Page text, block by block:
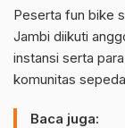
Peserta fun bike
Jambi diikuti
instansi serta
komunitas
Baca juga: